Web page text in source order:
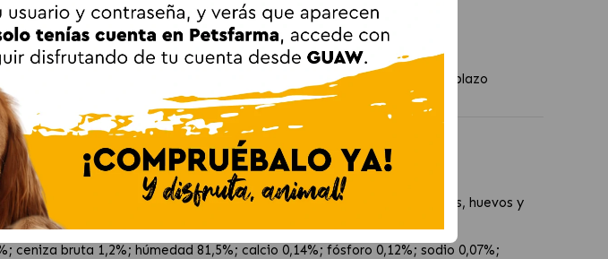
equilibrada, sabrosa y adaptada a su etapa de vida.
Una vez abierta la bolsita, conservar en refrigeración y consumir en un plazo
Bocaditos en Salsa con Pollo
cereales, extractos de proteínas vegetales, sustancias minerales, huevos y
ceniza bruta 1,2%; húmedad 81,5%; calcio 0,14%; fósforo 0,12%; sodio 0,07%;